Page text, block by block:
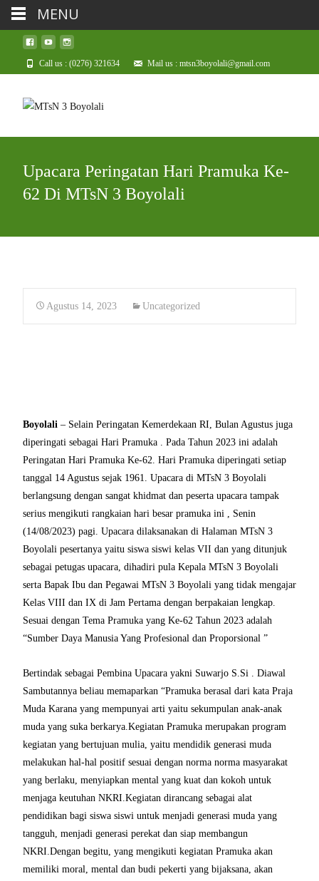
Call us : (0276) 321634 Mail us : mtsn3boyolali@gmail.com
Upacara Peringatan Hari Pramuka Ke-
62 Di MTsN 3 Boyolali
Agustus 14, 2023 Uncategorized
Boyolali – Selain Peringatan Kemerdekaan RI, Bulan Agustus juga
diperingati sebagai Hari Pramuka . Pada Tahun 2023 ini adalah
Peringatan Hari Pramuka Ke-62. Hari Pramuka diperingati setiap
tanggal 14 Agustus sejak 1961. Upacara di MTsN 3 Boyolali
berlangsung dengan sangat khidmat dan peserta upacara tampak
serius mengikuti rangkaian hari besar pramuka ini , Senin
(14/08/2023) pagi. Upacara dilaksanakan di Halaman MTsN 3
Boyolali pesertanya yaitu siswa siswi kelas VII dan yang ditunjuk
sebagai petugas upacara, dihadiri pula Kepala MTsN 3 Boyolali
serta Bapak Ibu dan Pegawai MTsN 3 Boyolali yang tidak mengajar
Kelas VIII dan IX di Jam Pertama dengan berpakaian lengkap.
Sesuai dengan Tema Pramuka yang Ke-62 Tahun 2023 adalah
“Sumber Daya Manusia Yang Profesional dan Proporsional ”
Bertindak sebagai Pembina Upacara yakni Suwarjo S.Si . Diawal
Sambutannya beliau memaparkan “Pramuka berasal dari kata Praja
Muda Karana yang mempunyai arti yaitu sekumpulan anak-anak
muda yang suka berkarya.Kegiatan Pramuka merupakan program
kegiatan yang bertujuan mulia, yaitu mendidik generasi muda
melakukan hal-hal positif sesuai dengan norma norma masyarakat
yang berlaku, menyiapkan mental yang kuat dan kokoh untuk
menjaga keutuhan NKRI.Kegiatan dirancang sebagai alat
pendidikan bagi siswa siswi untuk menjadi generasi muda yang
tangguh, menjadi generasi perekat dan siap membangun
NKRI.Dengan begitu, yang mengikuti kegiatan Pramuka akan
memiliki moral, mental dan budi pekerti yang bijaksana, akan
MENU